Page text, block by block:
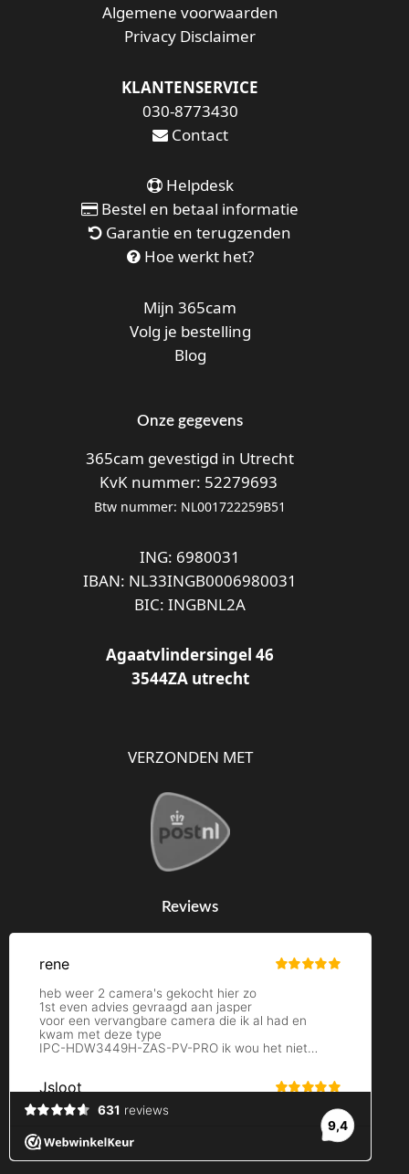
Algemene voorwaarden
Privacy Disclaimer
KLANTENSERVICE
030-8773430
Contact
Helpdesk
Bestel en betaal informatie
Garantie en terugzenden
Hoe werkt het?
Mijn 365cam
Volg je bestelling
Blog
Onze gegevens
365cam gevestigd in Utrecht
KvK nummer: 52279693
Btw nummer: NL001722259B51
ING: 6980031
IBAN: NL33INGB0006980031
BIC: INGBNL2A
Agaatvlindersingel 46
3544ZA utrecht
VERZONDEN MET
Reviews